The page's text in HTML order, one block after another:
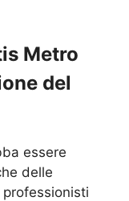
Metro
del
essere
delle